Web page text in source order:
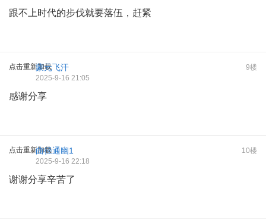
跟不上时代的步伐就要落伍，赶紧
点击重新加载 9楼
蒙元飞汗
2025-9-16 21:05
感谢分享
点击重新加载 10楼
曲径通幽1
2025-9-16 22:18
谢谢分享辛苦了